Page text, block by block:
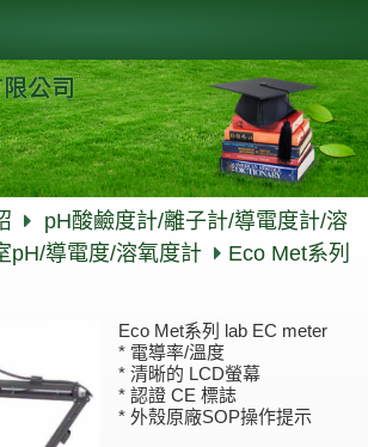
公司
pH酸鹼度計/離子計/導電度計/溶
pH/導電度/溶氧度計
Eco Met系列
Eco Met系列 lab EC meter
* 電導率/溫度
* 清晰的 LCD螢幕
* 認證 CE 標誌
* 外殼原廠SOP操作提示